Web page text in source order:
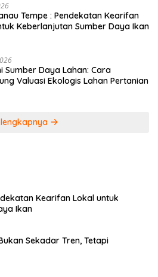
Tempe : Pendekatan Kearifan
Keberlanjutan Sumber Daya Ikan
Sumber Daya Lahan: Cara
Valuasi Ekologis Lahan Pertanian
Kearifan Lokal untuk
Ikan
Sekadar Tren, Tetapi